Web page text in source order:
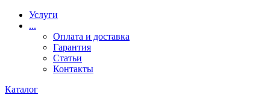
Услуги
...
Оплата и доставка
Гарантия
Статьи
Контакты
Каталог